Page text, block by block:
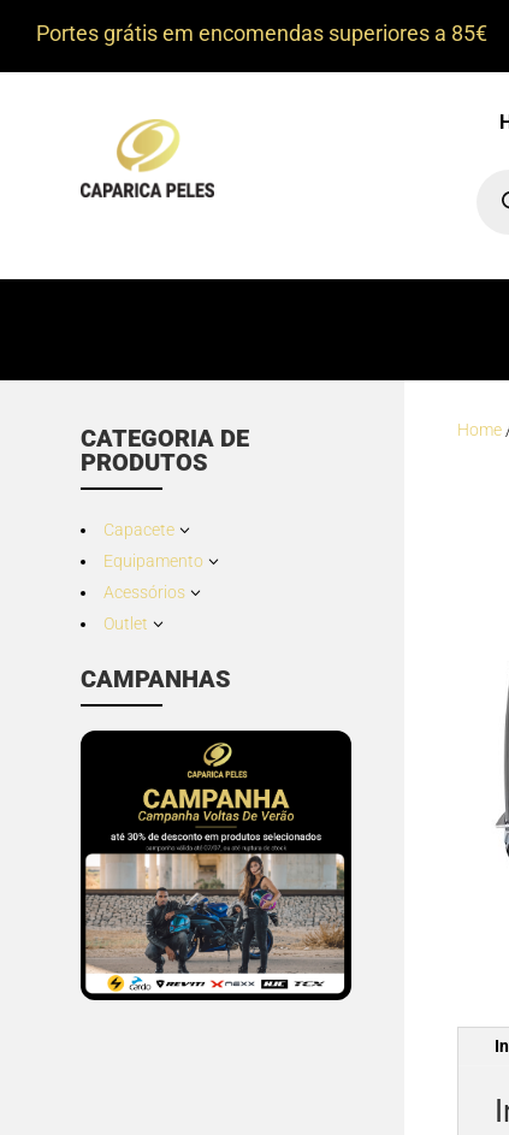
Portes grátis em encomendas superiores a 85€
CATEGORIA DE
PRODUTOS
Capacete 3
Equipamento 3
Acessórios 3
Outlet 3
CAMPANHAS
Home